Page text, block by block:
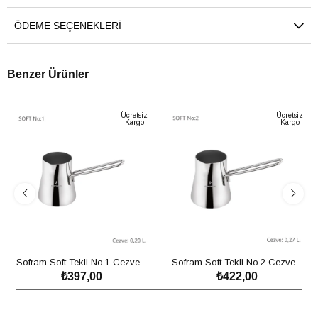
ÖDEME SEÇENEKLERI
Benzer Ürünler
Ücretsiz
Kargo
Sofram Soft Tekli No.1 Cezve -
0,20 Litre
₺397,00
SEPETE EKLE
Ücretsiz
Kargo
Sofram Soft Tekli No.2 Cezve -
0,27
₺422,00
SEPETE EKLE